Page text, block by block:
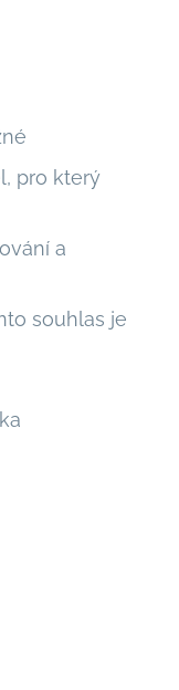
pro který
a
souhlas je